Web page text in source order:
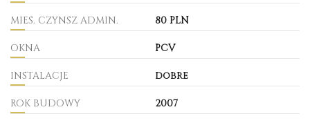
MIES. CZYNSZ ADMIN. 80 PLN
OKNA PCV
INSTALACJE dobre
ROK BUDOWY 2007